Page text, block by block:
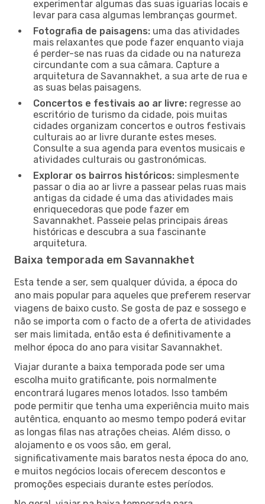
experimentar algumas das suas iguarias locais e
levar para casa algumas lembranças gourmet.
Fotografia de paisagens: uma das atividades
mais relaxantes que pode fazer enquanto viaja
é perder-se nas ruas da cidade ou na natureza
circundante com a sua câmara. Capture a
arquitetura de Savannakhet, a sua arte de rua e
as suas belas paisagens.
Concertos e festivais ao ar livre: regresse ao
escritório de turismo da cidade, pois muitas
cidades organizam concertos e outros festivais
culturais ao ar livre durante estes meses.
Consulte a sua agenda para eventos musicais e
atividades culturais ou gastronómicas.
Explorar os bairros históricos: simplesmente
passar o dia ao ar livre a passear pelas ruas mais
antigas da cidade é uma das atividades mais
enriquecedoras que pode fazer em
Savannakhet. Passeie pelas principais áreas
históricas e descubra a sua fascinante
arquitetura.
Baixa temporada em Savannakhet
Esta tende a ser, sem qualquer dúvida, a época do
ano mais popular para aqueles que preferem reservar
viagens de baixo custo. Se gosta de paz e sossego e
não se importa com o facto de a oferta de atividades
ser mais limitada, então esta é definitivamente a
melhor época do ano para visitar Savannakhet.
Viajar durante a baixa temporada pode ser uma
escolha muito gratificante, pois normalmente
encontrará lugares menos lotados. Isso também
pode permitir que tenha uma experiência muito mais
autêntica, enquanto ao mesmo tempo poderá evitar
as longas filas nas atrações cheias. Além disso, o
alojamento e os voos são, em geral,
significativamente mais baratos nesta época do ano,
e muitos negócios locais oferecem descontos e
promoções especiais durante estes períodos.